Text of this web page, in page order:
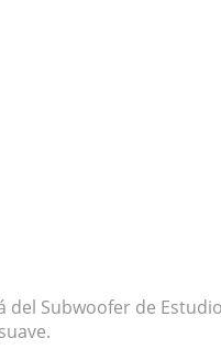
Subwoofer de